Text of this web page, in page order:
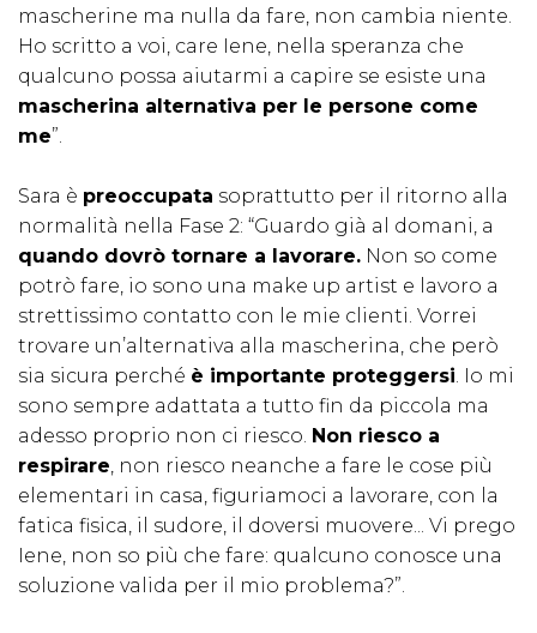
mascherine ma nulla da fare, non cambia niente.
Ho scritto a voi, care Iene, nella speranza che
qualcuno possa aiutarmi a capire se esiste una
mascherina alternativa per le persone come
me”.
Sara è preoccupata soprattutto per il ritorno alla
normalità nella Fase 2: “Guardo già al domani, a
quando dovrò tornare a lavorare. Non so come
potrò fare, io sono una make up artist e lavoro a
strettissimo contatto con le mie clienti. Vorrei
trovare un’alternativa alla mascherina, che però
sia sicura perché è importante proteggersi. Io mi
sono sempre adattata a tutto fin da piccola ma
adesso proprio non ci riesco. Non riesco a
respirare, non riesco neanche a fare le cose più
elementari in casa, figuriamoci a lavorare, con la
fatica fisica, il sudore, il doversi muovere... Vi prego
Iene, non so più che fare: qualcuno conosce una
soluzione valida per il mio problema?”.